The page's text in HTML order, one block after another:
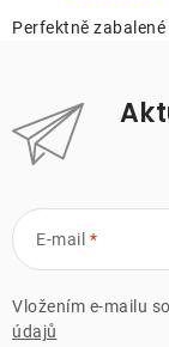
Perfektně
E-mail
Vložením e-mailu
údajů